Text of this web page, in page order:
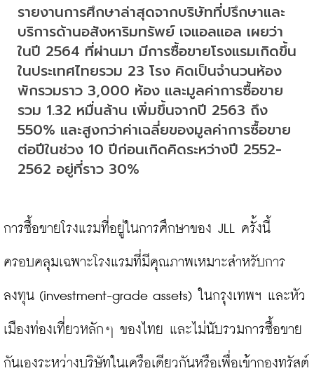
รายงานการศึกษาล่าสุดจากบริษัทที่ปรึกษาและ
บริการด้านอสังหาริมทรัพย์ เจแอลแอล เผยว่า
ในปี 2564 ที่ผ่านมา มีการซื้อขายโรงแรมเกิดขึ้น
ในประเทศไทยรวม 23 โรง คิดเป็นจำนวนห้อง
พักรวมราว 3,000 ห้อง และมูลค่าการซื้อขาย
รวม 1.32 หมื่นล้าน เพิ่มขึ้นจากปี 2563 ถึง
550% และสูงกว่าค่าเฉลี่ยของมูลค่าการซื้อขาย
ต่อปีในช่วง 10 ปีก่อนเกิดคิดระหว่างปี 2552-
2562 อยู่ที่ราว 30%
การซื้อขายโรงแรมที่อยู่ในการศึกษาของ JLL ครั้งนี้
ครอบคลุมเฉพาะโรงแรมที่มีคุณภาพเหมาะสำหรับการ
ลงทุน (investment-grade assets) ในกรุงเทพฯ และหัว
เมืองท่องเที่ยวหลักๆ ของไทย และไม่นับรวมการซื้อขาย
กันเองระหว่างบริษัทในเครือเดียวกันหรือเพื่อเข้ากองทรัสต์